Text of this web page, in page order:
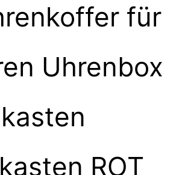
für
Uhrenbox
ROT